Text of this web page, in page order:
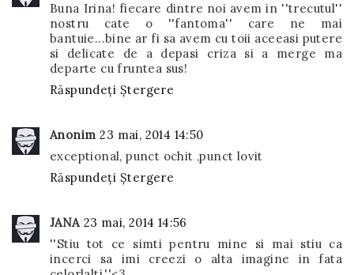
Buna Irina! fiecare dintre noi avem in ''trecutul''
nostru cate o ''fantoma'' care ne mai
bantuie...bine ar fi sa avem cu toii aceeasi putere
si delicate de a depasi criza si a merge ma
departe cu fruntea sus!
Răspundeți Ștergere
Anonim 23 mai, 2014 14:50
exceptional, punct ochit ,punct lovit
Răspundeți Ștergere
JANA 23 mai, 2014 14:56
''Stiu tot ce simti pentru mine si mai stiu ca
incerci sa imi creezi o alta imagine in fata